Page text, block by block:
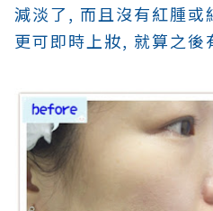
減淡了, 而且沒有紅腫或
更可即時上妝, 就算之後